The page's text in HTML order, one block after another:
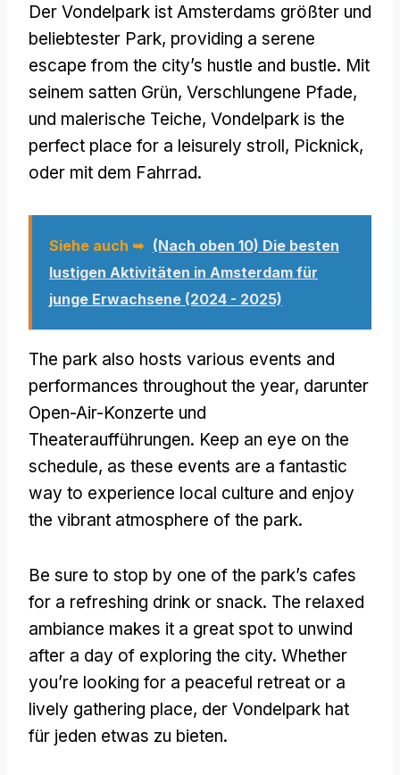
Der Vondelpark ist Amsterdams größter und
beliebtester Park, providing a serene
escape from the city’s hustle and bustle. Mit
seinem satten Grün, Verschlungene Pfade,
und malerische Teiche, Vondelpark is the
perfect place for a leisurely stroll, Picknick,
oder mit dem Fahrrad.
Siehe auch ➥ (Nach oben 10) Die besten
lustigen Aktivitäten in Amsterdam für
junge Erwachsene (2024 - 2025)
The park also hosts various events and
performances throughout the year, darunter
Open-Air-Konzerte und
Theateraufführungen. Keep an eye on the
schedule, as these events are a fantastic
way to experience local culture and enjoy
the vibrant atmosphere of the park.
Be sure to stop by one of the park’s cafes
for a refreshing drink or snack. The relaxed
ambiance makes it a great spot to unwind
after a day of exploring the city. Whether
you’re looking for a peaceful retreat or a
lively gathering place, der Vondelpark hat
für jeden etwas zu bieten.